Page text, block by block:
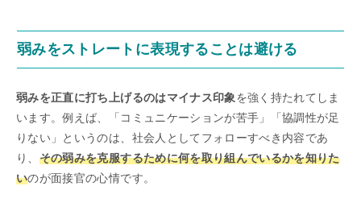
弱みをストレートに表現することは避ける
弱みを正直に打ち上げるのはマイナス印象を強く持たれてしま
います。例えば、「コミュニケーションが苦手」「協調性が足
りない」というのは、社会人としてフォローすべき内容であ
り、 その弱みを克服するために何を取り組んでいるかを知りた
いのが面接官の心情です。